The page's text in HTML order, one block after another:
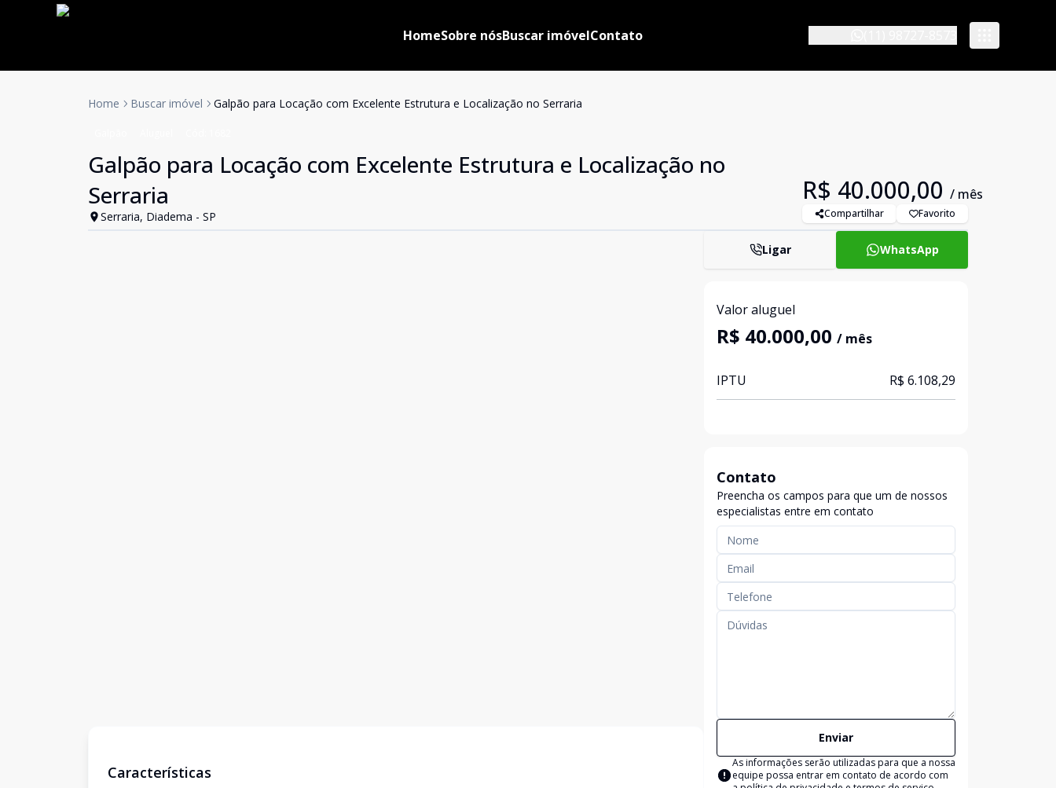
HomeSobre nósBuscar imóvelContato
Home Buscar imóvel Galpão para Locação com Excelente Estrutura e Localização no Serraria
Galpão para Locação com Excelente Estrutura e Localização no
Serraria
Serraria, Diadema - SP
R$ 40.000,00 / mês
Compartilhar Favorito
Características
Ligar WhatsApp
Valor aluguel
R$ 40.000,00 / mês
IPTU R$ 6.108,29
Contato
Preencha os campos para que um de nossos
especialistas entre em contato
Enviar
As informações serão utilizadas para que a nossa
equipe possa entrar em contato de acordo com